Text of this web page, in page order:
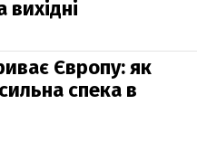
Європу: як
спека в